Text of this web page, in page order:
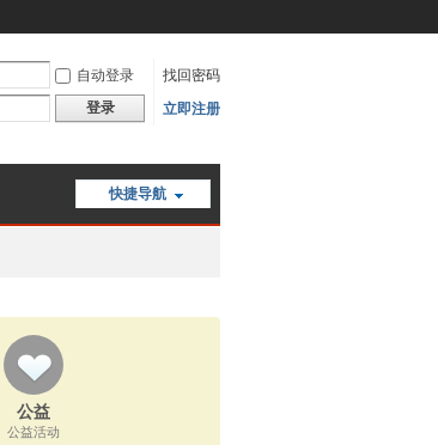
自动登录
找回密码
登录 立即注册
快捷导航
公益
公益活动